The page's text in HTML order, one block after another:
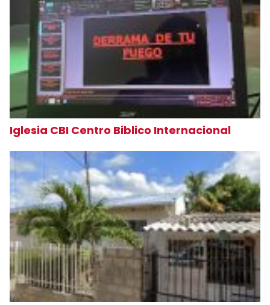
Iglesia CBI Centro Biblico Internacional